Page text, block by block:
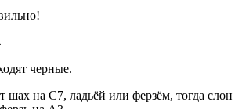
черные.
шах на С7, ладьёй или ферзём, тогда слон